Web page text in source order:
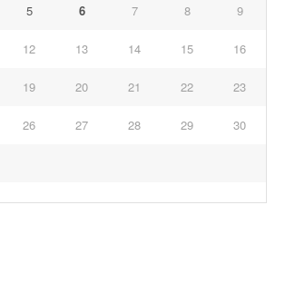
5 6 7 8 9
12 13 14 15 16
19 20 21 22 23
26 27 28 29 30